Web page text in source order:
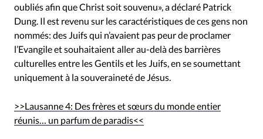
oubliés afin que Christ soit souvenu», a déclaré Patrick
Dung. Il est revenu sur les caractéristiques de ces gens non
nommés: des Juifs qui n’avaient pas peur de proclamer
l’Evangile et souhaitaient aller au-delà des barrières
culturelles entre les Gentils et les Juifs, en se soumettant
uniquement à la souveraineté de Jésus.
>>Lausanne 4: Des frères et sœurs du monde entier
réunis… un parfum de paradis<<